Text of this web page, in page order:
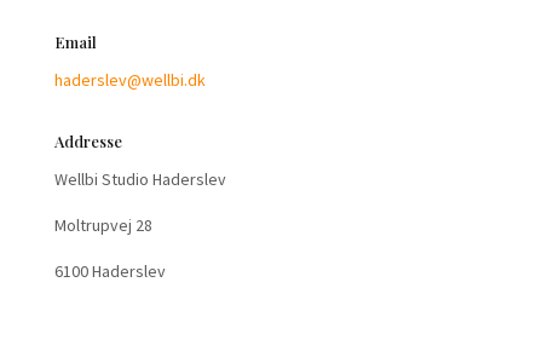
Email
haderslev@wellbi.dk
Addresse
Wellbi Studio Haderslev
Moltrupvej 28
6100 Haderslev